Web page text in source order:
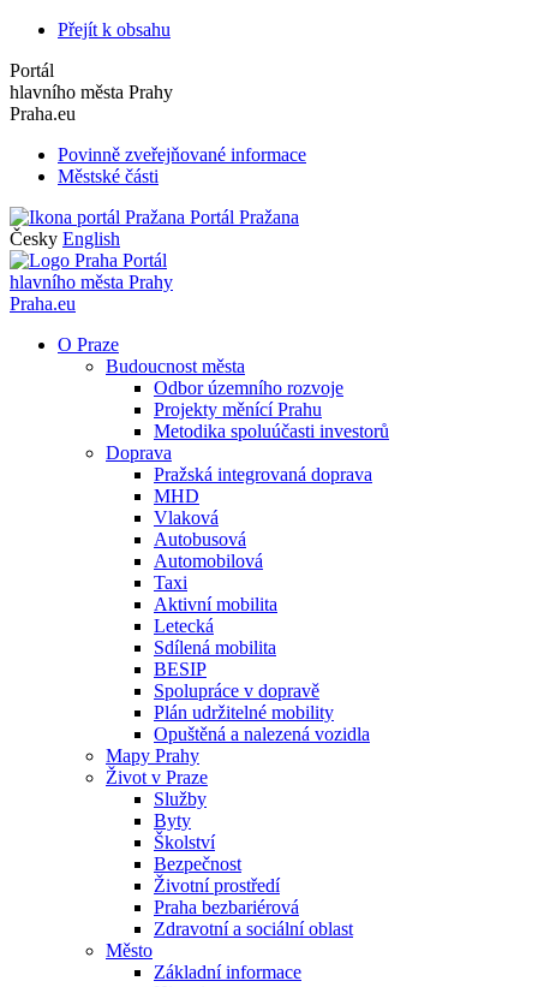
Přejít k obsahu
Portál
hlavního města Prahy
Praha.eu
Povinně zveřejňované informace
Městské části
Portál Pražana
Česky English
Portál
hlavního města Prahy
Praha.eu
O Praze
Budoucnost města
Odbor územního rozvoje
Projekty měnící Prahu
Metodika spoluúčasti investorů
Doprava
Pražská integrovaná doprava
MHD
Vlaková
Autobusová
Automobilová
Taxi
Aktivní mobilita
Letecká
Sdílená mobilita
BESIP
Spolupráce v dopravě
Plán udržitelné mobility
Opuštěná a nalezená vozidla
Mapy Prahy
Život v Praze
Služby
Byty
Školství
Bezpečnost
Životní prostředí
Praha bezbariérová
Zdravotní a sociální oblast
Město
Základní informace